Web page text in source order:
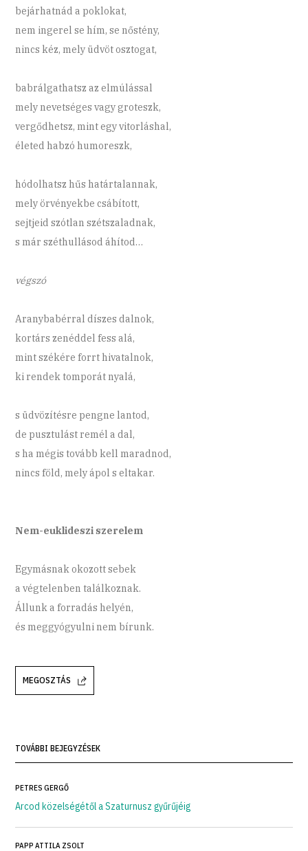
bejárhatnád a poklokat,
nem ingerel se hím, se nőstény,
nincs kéz, mely üdvöt osztogat,
babrálgathatsz az elmúlással
mely nevetséges vagy groteszk,
vergődhetsz, mint egy vitorláshal,
életed habzó humoreszk,
hódolhatsz hűs határtalannak,
mely örvényekbe csábított,
sejtjeid szótlan szétszaladnak,
s már széthullásod áhítod…
végszó
Aranybabérral díszes dalnok,
kortárs zenéddel fess alá,
mint székére forrt hivatalnok,
ki rendek tomporát nyalá,
s üdvözítésre pengne lantod,
de pusztulást remél a dal,
s ha mégis tovább kell maradnod,
nincs föld, mely ápol s eltakar.
Nem-euklideszi szerelem
Egymásnak okozott sebek
a végtelenben találkoznak.
Állunk a forradás helyén,
és meggyógyulni nem bírunk.
MEGOSZTÁS
TOVÁBBI BEJEGYZÉSEK
PETRES GERGŐ
Arcod közelségétől a Szaturnusz gyűrűjéig
PAPP ATTILA ZSOLT